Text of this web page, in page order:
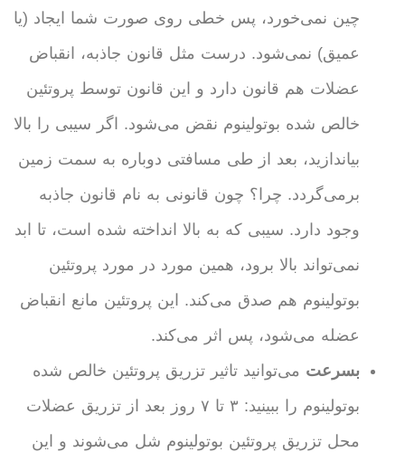
چین نمی‌خورد، پس خطی روی صورت شما ایجاد (یا
عمیق) نمی‌شود. درست مثل قانون جاذبه، انقباض
عضلات هم قانون دارد و این قانون توسط پروتئین
خالص شده بوتولینوم نقض می‌شود. اگر سیبی را بالا
بیاندازید، بعد از طی مسافتی دوباره به سمت زمین
برمی‌گردد. چرا؟ چون قانونی به نام قانون جاذبه
وجود دارد. سیبی که به بالا انداخته شده است، تا ابد
نمی‌تواند بالا برود، همین مورد در مورد پروتئین
بوتولینوم هم صدق می‌کند. این پروتئین مانع انقباض
عضله می‌شود، پس اثر می‌کند.
بسرعت می‌توانید تاثیر تزریق پروتئین خالص شده
بوتولینوم را ببینید: ۳ تا ۷ روز بعد از تزریق عضلات
محل تزریق پروتئین بوتولینوم شل می‌شوند و این